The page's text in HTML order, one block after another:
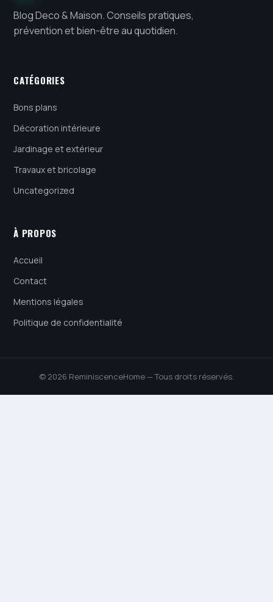
Blog Deco & Maison. Conseils pratiques,
prévention et bien-être au quotidien.
CATÉGORIES
Bons plans
Décoration intérieure
Jardinage et extérieur
Travaux et bricolage
Uncategorized
À PROPOS
Accueil
Contact
Mentions légales
Politique de confidentialité
© 2026 ReminiscenceHome — Tous droits réservés.